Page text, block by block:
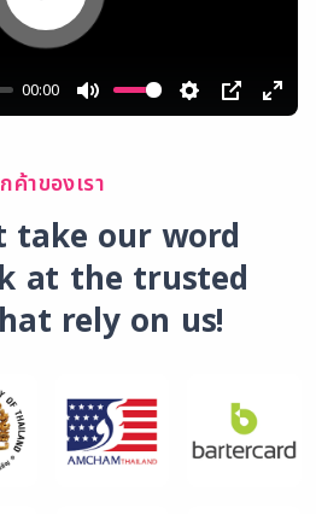
00:00
Mute Settings
PIP
Play
ค้าของเรา
take our word
at the trusted
rely on us!